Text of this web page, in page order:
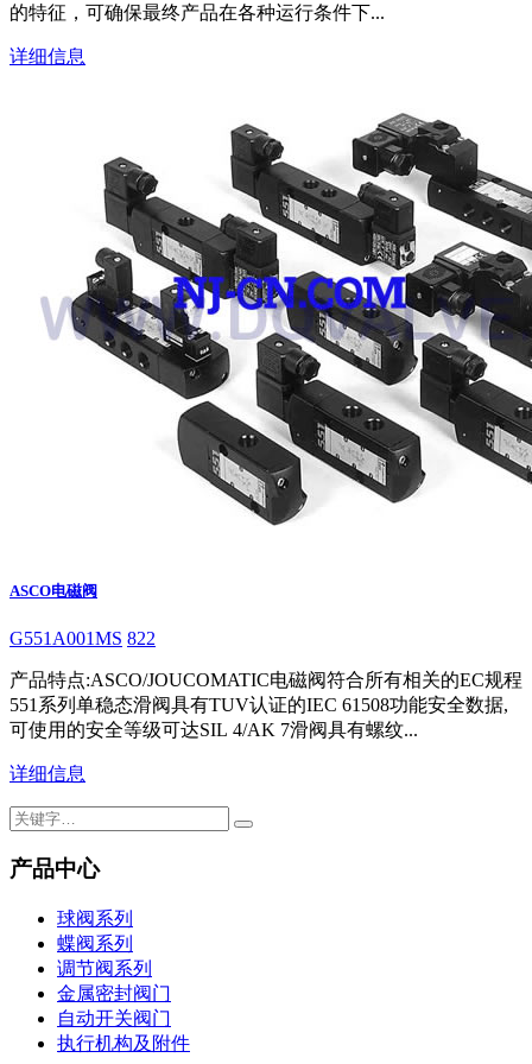
的特征，可确保最终产品在各种运行条件下...
详细信息
ASCO电磁阀
G551A001MS 822
产品特点:ASCO/JOUCOMATIC电磁阀符合所有相关的EC规程
551系列单稳态滑阀具有TUV认证的IEC 61508功能安全数据,
可使用的安全等级可达SIL 4/AK 7滑阀具有螺纹...
详细信息
产品中心
球阀系列
蝶阀系列
调节阀系列
金属密封阀门
自动开关阀门
执行机构及附件